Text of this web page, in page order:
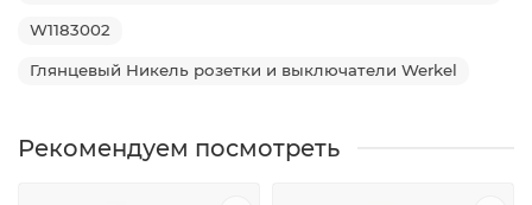
W1183002
Глянцевый Никель розетки и выключатели Werkel
Рекомендуем посмотреть